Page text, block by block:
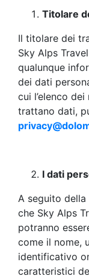
Titolare
Il titolare dei
Sky Alps
qualunque
dei dati
cui l’elenco
trattano dati,
I dati
A seguito
che Sky Alps
potranno
come il nome,
identificativo
caratteristici